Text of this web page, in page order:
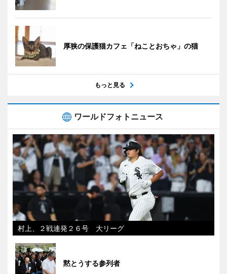
厚狭の保護猫カフェ「ねことおちゃ」の猫
もっと見る
ワールドフォトニュース
村上、２戦連発２６号 大リーグ
黙とうする参列者